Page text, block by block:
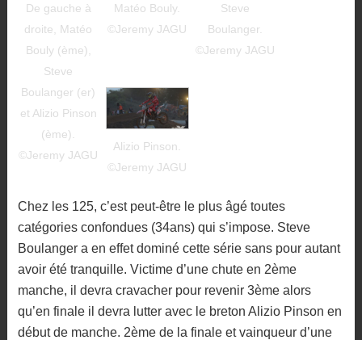
De gauche à
droite, Matéo
Bouly (ème),
Steve
Boulanger (er)
et Alizio Pinson
(ème).
©Jeremy JAGU
Matéo Bouly.
©Jeremy JAGU
Steve
Boulanger.
©Jeremy JAGU
Alizio Pinson.
©Jeremy JAGU
Chez les 125, c’est peut-être le plus âgé toutes
catégories confondues (34ans) qui s’impose. Steve
Boulanger a en effet dominé cette série sans pour autant
avoir été tranquille. Victime d’une chute en 2ème
manche, il devra cravacher pour revenir 3ème alors
qu’en finale il devra lutter avec le breton Alizio Pinson en
début de manche. 2ème de la finale et vainqueur d’une